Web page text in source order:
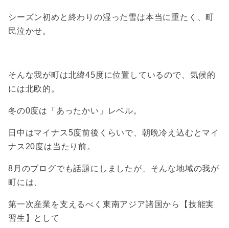
シーズン初めと終わりの湿った雪は本当に重たく、町
民泣かせ。
そんな我が町は北緯45度に位置しているので、気候的
には北欧的。
冬の0度は「あったかい」レベル。
日中はマイナス5度前後くらいで、朝晩冷え込むとマイ
ナス20度は当たり前。
8月のブログでも話題にしましたが、そんな地域の我が
町には、
第一次産業を支えるべく東南アジア諸国から【 技能実
習生】 として